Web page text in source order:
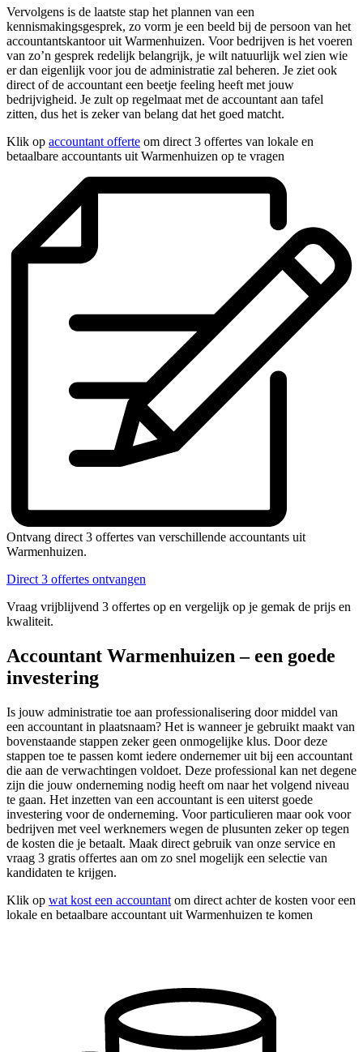
Vervolgens is de laatste stap het plannen van een
kennismakingsgesprek, zo vorm je een beeld bij de persoon van het
accountantskantoor uit Warmenhuizen. Voor bedrijven is het voeren
van zo’n gesprek redelijk belangrijk, je wilt natuurlijk wel zien wie
er dan eigenlijk voor jou de administratie zal beheren. Je ziet ook
direct of de accountant een beetje feeling heeft met jouw
bedrijvigheid. Je zult op regelmaat met de accountant aan tafel
zitten, dus het is zeker van belang dat het goed matcht.
Klik op accountant offerte om direct 3 offertes van lokale en
betaalbare accountants uit Warmenhuizen op te vragen
Ontvang direct 3 offertes van verschillende accountants uit
Warmenhuizen.
Direct 3 offertes ontvangen
Vraag vrijblijvend 3 offertes op en vergelijk op je gemak de prijs en
kwaliteit.
Accountant Warmenhuizen – een goede
investering
Is jouw administratie toe aan professionalisering door middel van
een accountant in plaatsnaam? Het is wanneer je gebruikt maakt van
bovenstaande stappen zeker geen onmogelijke klus. Door deze
stappen toe te passen komt iedere ondernemer uit bij een accountant
die aan de verwachtingen voldoet. Deze professional kan net degene
zijn die jouw onderneming nodig heeft om naar het volgend niveau
te gaan. Het inzetten van een accountant is een uiterst goede
investering voor de onderneming. Voor particulieren maar ook voor
bedrijven met veel werknemers wegen de plusunten zeker op tegen
de kosten die je betaalt. Maak direct gebruik van onze service en
vraag 3 gratis offertes aan om zo snel mogelijk een selectie van
kandidaten te krijgen.
Klik op wat kost een accountant om direct achter de kosten voor een
lokale en betaalbare accountant uit Warmenhuizen te komen